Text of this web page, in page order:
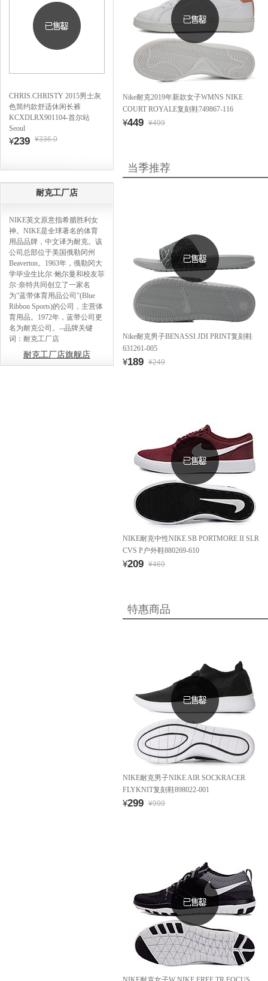
CHRIS.CHRISTY 2015男士灰
色简约款舒适休闲长裤
KCXDLRX901104-首尔站
Seoul
¥239 ¥336.0
耐克工厂店
NIKE英文原意指希腊胜利女
神。NIKE是全球著名的体育
用品品牌，中文译为耐克。该
公司总部位于美国俄勒冈州
Beaverton。1963年，俄勒冈大
学毕业生比尔·鲍尔曼和校友菲
尔·奈特共同创立了一家名
为"蓝带体育用品公司"(Blue
Ribbon Sports)的公司，主营体
育用品。1972年，蓝带公司更
名为耐克公司。--品牌关键
词：耐克工厂店
耐克工厂店旗舰店
Nike耐克2019年新款女子WMNS NIKE
COURT ROYALE复刻鞋749867-116
¥449 ¥499
当季推荐
Nike耐克男子BENASSI JDI PRINT复刻鞋
631261-005
¥189 ¥249
NIKE耐克中性NIKE SB PORTMORE II SLR
CVS P户外鞋880269-610
¥209 ¥469
特惠商品
NIKE耐克男子NIKE AIR SOCKRACER
FLYKNIT复刻鞋898022-001
¥299 ¥999